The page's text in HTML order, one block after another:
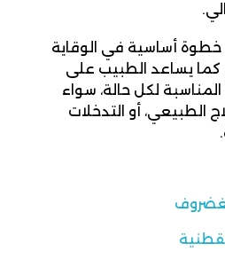
أساسية في الوقاية
كما يساعد الطبيب على
لكل حالة، سواء
الطبيعي، أو التدخلات